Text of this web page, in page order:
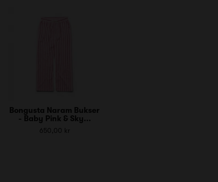
Bongusta Naram Bukser
- Baby Pink & Sky...
650,00 kr